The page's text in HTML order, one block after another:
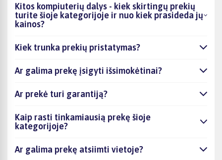
Kitos kompiuterių dalys - kiek skirtingų prekių
turite šioje kategorijoje ir nuo kiek prasideda jų
kainos?
Kiek trunka prekių pristatymas?
Ar galima prekę įsigyti išsimokėtinai?
Ar prekė turi garantiją?
Kaip rasti tinkamiausią prekę šioje
kategorijoje?
Ar galima prekę atsiimti vietoje?